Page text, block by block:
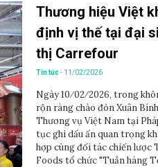
Thương hiệu Việt
định vị thế tại đại
thị Carrefour
Tin tức- 11/02/2026
Ngày 10⁄02⁄2026, trong
rộn ràng chào đón Xuân
Thương vụ Việt Nam tại
tục ghi dấu ấn quan trọng
hợp cùng đối tác chiến lược
Foods tổ chức "Tuần hàng